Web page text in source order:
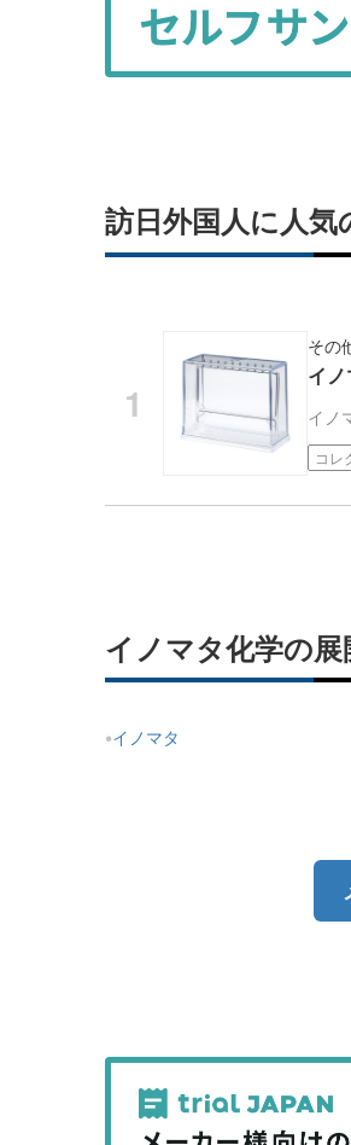
シ
ェ
訪日外国人に人
その
イ
イノ
コレ
イノマタ化学の
イノマタ